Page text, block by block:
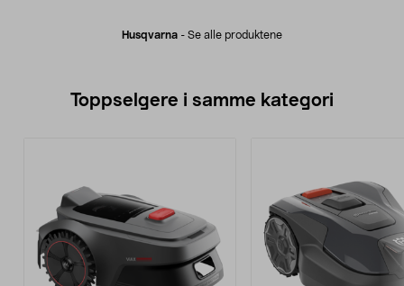
Husqvarna - Se alle produktene
Toppselgere i samme kategori